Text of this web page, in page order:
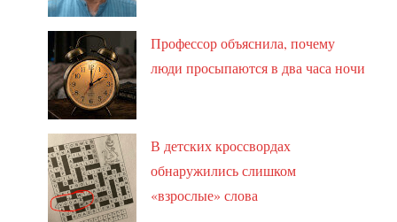
Профессор объяснила, почему
люди просыпаются в два часа ночи
В детских кроссвордах
обнаружились слишком
«взрослые» слова